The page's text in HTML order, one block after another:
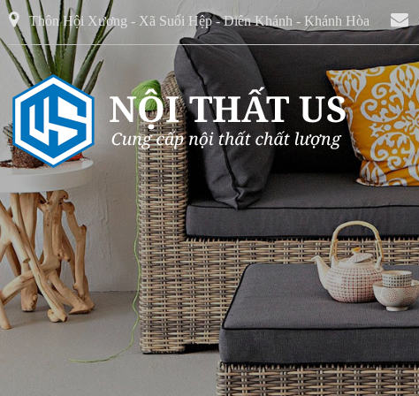
Thôn Hội Xương - Xã Suối Hệp - Diên Khánh - Khánh Hòa